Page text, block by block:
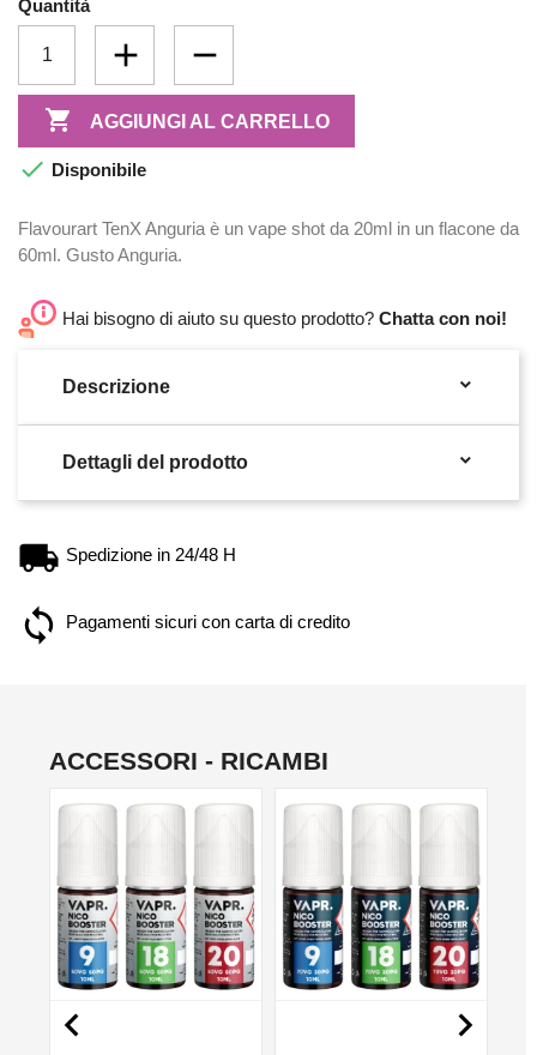
Quantità
 AGGIUNGI AL CARRELLO
 Disponibile
Flavourart TenX Anguria è un vape shot da 20ml in un flacone da
60ml. Gusto Anguria.
Hai bisogno di aiuto su questo prodotto? Chatta con noi!
Descrizione 
Dettagli del prodotto 
Spedizione in 24/48 H
Pagamenti sicuri con carta di credito
ACCESSORI - RICAMBI
 